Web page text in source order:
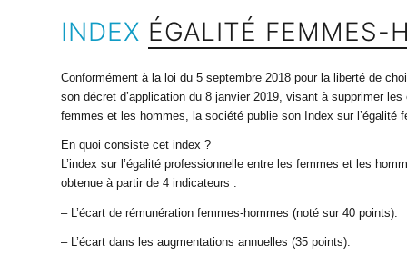
INDEX ÉGALITÉ FEMMES-
Conformément à la loi du 5 septembre 2018 pour la liberté de
son décret d’application du 8 janvier 2019, visant à supprimer
femmes et les hommes, la société publie son Index sur l’égalité
En quoi consiste cet index ?
L’index sur l’égalité professionnelle entre les femmes et les
obtenue à partir de 4 indicateurs :
– L’écart de rémunération femmes-hommes (noté sur 40 points).
– L’écart dans les augmentations annuelles (35 points).